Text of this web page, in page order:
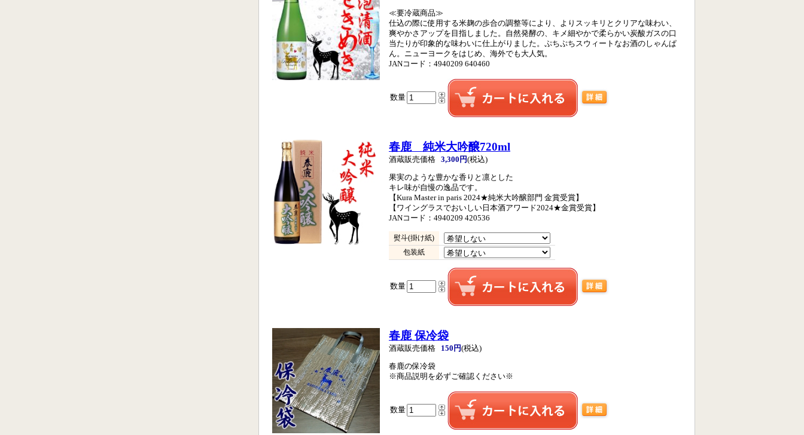
≪要冷蔵商品≫
仕込の際に使用する米麹の歩合の調整等により、よりスッキリとクリアな味わい、
爽やかさアップを目指しました。自然発酵の、キメ細やかで柔らかい炭酸ガスの口
当たりが印象的な味わいに仕上がりました。ぷちぷちスウィートなお酒のしゃんぱ
ん。ニューヨークをはじめ、海外でも大人気。
JANコード：4940209 640460
数量
春鹿 純米大吟醸720ml
酒蔵販売価格 3,300円(税込)
果実のような豊かな香りと凛とした
キレ味が自慢の逸品です。
【Kura Master in paris 2024★純米大吟醸部門 金賞受賞】
【ワイングラスでおいしい日本酒アワード2024★金賞受賞】
JANコード：4940209 420536
熨斗(掛け紙)
包装紙
数量
春鹿 保冷袋
酒蔵販売価格 150円(税込)
春鹿の保冷袋
※商品説明を必ずご確認ください※
数量